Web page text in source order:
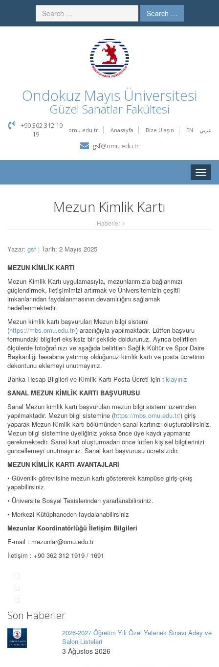
Search …
Ondokuz Mayıs Üniversitesi
Güzel Sanatlar Fakültesi
omu.edu.tr Anasayfa Bize Ulaşın EN عربي
+90 362 312 19
19
gsf@omu.edu.tr
Toggle
Mezun Kimlik Kartı
Haberler
Yazar: gsf | Tarih: 2 Mayıs 2025
MEZUN KİMLİK KARTI
Mezun Kimlik Kartı uygulamasıyla, mezunlarımızla bağlarımızı
güçlendirmek, iletişimimizi artırmak ve Üniversitemizin çeşitli
imkanlarından faydalanmasının devamlılığını sağlamak
hedeflenmektedir.
Mezun kimlik kartı başvuruları Mezun bilgi sistemi
(https://mbs.omu.edu.tr/) aracılığıyla yapılmaktadır. Lütfen başvuru
formundaki bilgileri eksiksiz bir şekilde doldurunuz. Ayrıca belirtilen
ölçülerde fotoğrafınızı ve aşağıda belirtilen Sağlık Kültür ve Spor Daire
Başkanlığı hesabına yatırmış olduğunuz kimlik kartı ve posta ücretinin
dekontunu eklemeyi unutmayınız.
Banka Hesap Bilgileri ve Kimlik Kartı-Posta Ücreti için tıklayınız
SANAL MEZUN KİMLİK KARTI BAŞVURUSU
Sanal Mezun kimlik kartı başvuruları mezun bilgi sistemi üzerinden
yapılmaktadır. Mezun bilgi sistemine (https://mbs.omu.edu.tr/) giriş
yaparak Mezun Kimlik kartı bölümünden sanal kartınızı oluşturabilirsiniz.
Mezun bilgi sistemine üyeliğiniz yoksa önce üye kaydı yapmanız
gerekmektedir. Sanal kart oluşturmadan önce lütfen kişisel bilgilerinizi
güncellemeyi unutmayınız. Sanal kart başvurusu ücretsizidir.
MEZUN KİMLİK KARTI AVANTAJLARI
• Güvenlik görevlisine mezun kartı göstererek kampüse giriş-çıkış
yapabilirsiniz.
• Üniversite Sosyal Tesislerinden yararlanabilirsiniz.
• Merkezi Kütüphaneden faydalanabilirsiniz
Mezunlar Koordinatörlüğü İletişim Bilgileri
E-mail : mezunlar@omu.edu.tr
İletişim : +90 362 312 1919 / 1691
Son Haberler
2026-2027 Öğretim Yılı Özel Yetenek Sınavı Aday ve
Salon Listeleri
3 Ağustos 2026